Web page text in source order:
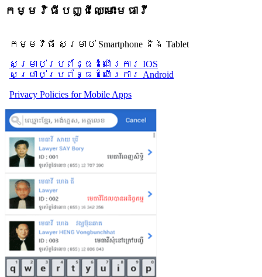
កម្មវិធីបញ្ជីឈ្មោះមេធាវី
កម្មវិធី សម្រាប់ Smartphone និង Tablet
សម្រាប់​ប្រព័ន្ធដំណើរការ IOS
សម្រាប់​ប្រព័ន្ធដំណើរការ Android
Privacy Policies for Mobile Apps